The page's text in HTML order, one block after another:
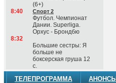
(6+)
8:40
Спорт 2
Футбол. Чемпионат
Дании. Superliga.
Орхус - Брондбю
8:32
Большие сестры: Я
больше не
боксерская груша 12
с.
ТЕЛЕПРОГРАММА АНОНСЫ